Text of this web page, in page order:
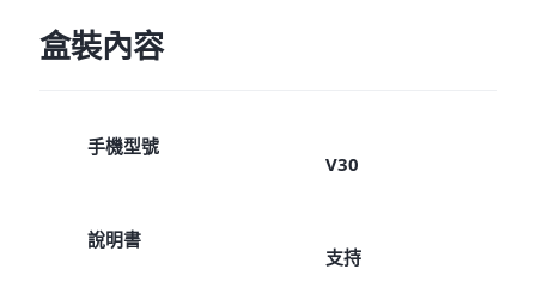
盒裝內容
手機型號
V30
說明書
支持